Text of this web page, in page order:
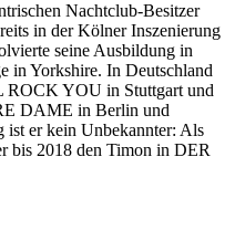
Nachtclub-Besitzer
in der Kölner Inszenierung
seine Ausbildung in
in Yorkshire. In Deutschland
ROCK YOU in Stuttgart und
DAME in Berlin und
ist er kein Unbekannter: Als
bis 2018 den Timon in DER